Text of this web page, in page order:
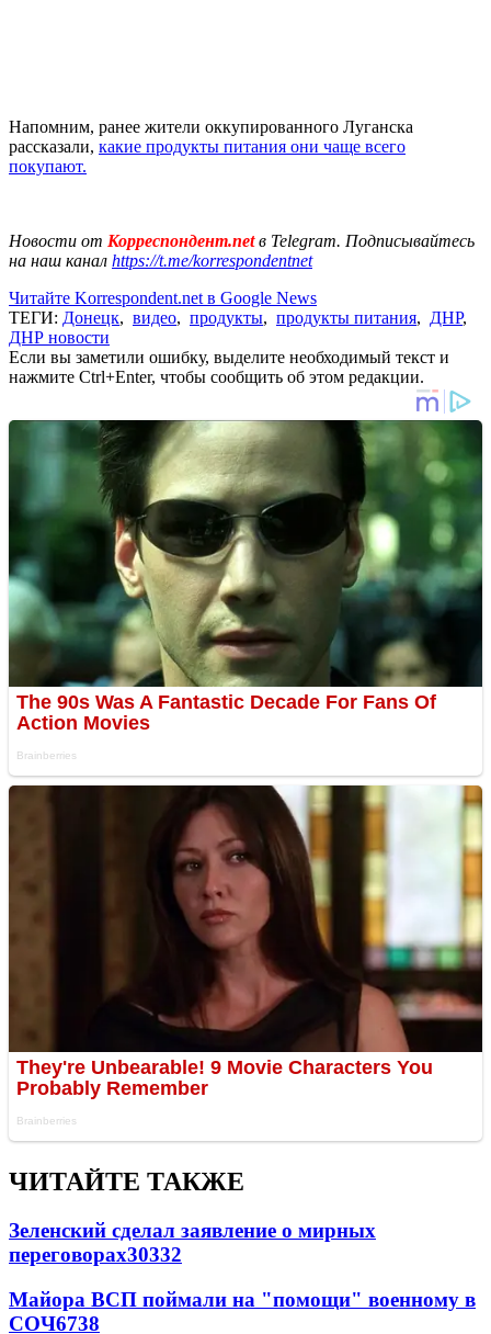
Напомним, ранее жители оккупированного Луганска
рассказали, какие продукты питания они чаще всего
покупают.
Новости от Корреспондент.netв Telegram. Подписывайтесь
на наш канал https://t.me/korrespondentnet
Читайте Korrespondent.net в Google News
ТЕГИ: Донецк, видео, продукты, продукты питания, ДНР,
ДНР новости
Если вы заметили ошибку, выделите необходимый текст и
нажмите Ctrl+Enter, чтобы сообщить об этом редакции.
ЧИТАЙТЕ ТАКЖЕ
Зеленский сделал заявление о мирных
переговорах30332
Майора ВСП поймали на "помощи" военному в
СОЧ6738